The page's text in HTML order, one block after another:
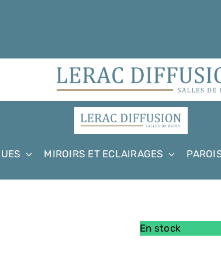
MIROIRS ET ECLAIRAGES
En stock